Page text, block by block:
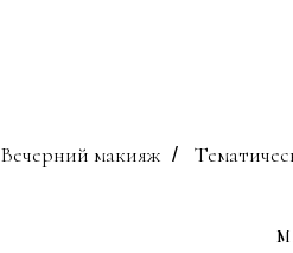
Вечерний макияж /